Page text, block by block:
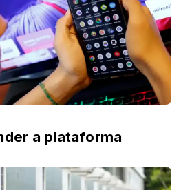
a plataforma